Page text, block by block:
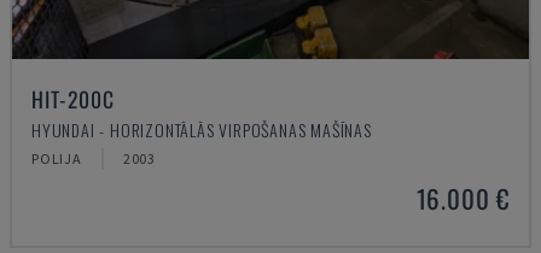
HIT-200C
HYUNDAI - HORIZONTĀLĀS VIRPOŠANAS MAŠĪNAS
POLIJA 2003
16.000 €